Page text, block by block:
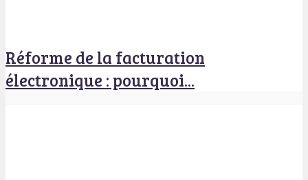
Réforme de la facturation
électronique : pourquoi...